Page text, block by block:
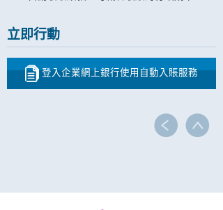
立即行動
登入企業網上銀行使用自動入賬服務